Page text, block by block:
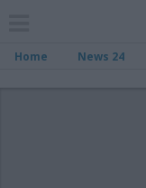
Home News 24